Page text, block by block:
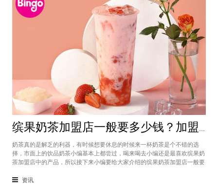
缤果奶茶加盟店一般要多少钱？加盟费4万元总体开店费用仅需20万
奶茶真的是解乏的利器，有时候想要休息的时候来一杯奶茶是个不错的选
择，市面上的饮品奶茶小编基本上都尝过，喝来喝去小编还是最喜欢缤果奶
茶加盟店中的产品，所以接下来小编要给大家介绍的缤果奶茶加盟店一般要
拥有自己的店铺也会是一个不错的选择，所以感兴趣的话就跟着小编的步伐
资讯